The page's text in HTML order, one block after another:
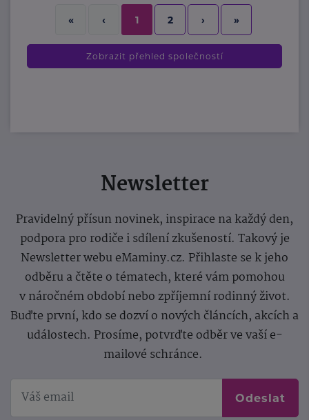
« ‹ 1 2 › »
Zobrazit přehled společností
Newsletter
Pravidelný přísun novinek, inspirace na každý den,
podpora pro rodiče i sdílení zkušeností. Takový je
Newsletter webu eMaminy.cz. Přihlaste se k jeho
odběru a čtěte o tématech, které vám pomohou
v náročném období nebo zpříjemní rodinný život.
Buďte první, kdo se dozví o nových článcích, akcích a
událostech. Prosíme, potvrďte odběr ve vaší e-
mailové schránce.
Odeslat